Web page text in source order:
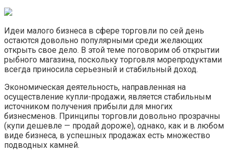
Идеи малого бизнеса в сфере торговли по сей день
остаются довольно популярными среди желающих
открыть свое дело. В этой теме поговорим об открытии
рыбного магазина, поскольку торговля морепродуктами
всегда приносила серьезный и стабильный доход.
Экономическая деятельность, направленная на
осуществление купли-продажи, является стабильным
источником получения прибыли для многих
бизнесменов. Принципы торговли довольно прозрачны
(купи дешевле — продай дороже), однако, как и в любом
виде бизнеса, в успешных продажах есть множество
подводных камней.